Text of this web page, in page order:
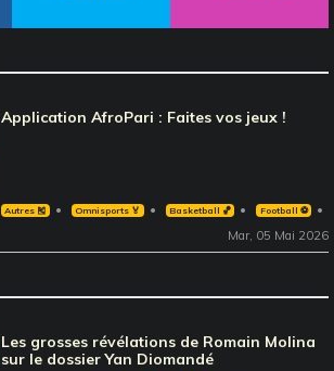
Application AfroPari : Faites vos jeux !
Autres 🎽 Omnisports 🏅 Basketball 🏀 Football ⚽️
Mar, 05 Mai 2026
Les grosses révélations de Romain Molina
sur le dossier Yan Diomandé